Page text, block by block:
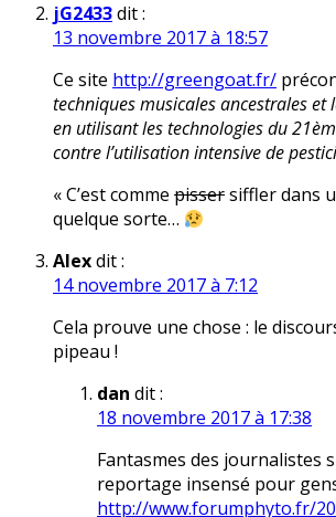
jG2433dit :
13 novembre 2017 à 18:57
Ce site http://greengoat.fr/
techniques musicales ancestrales et
en utilisant les technologies du
contre l’utilisation intensive de
« C’est comme pissersiffler dans
quelque sorte…
Alexdit :
14 novembre 2017 à 7:12
Cela prouve une chose : le
pipeau !
dan dit :
18 novembre 2017 à 17:38
Fantasmes des journalistes
reportage insensé pour
http://www.forumphyto.fr/